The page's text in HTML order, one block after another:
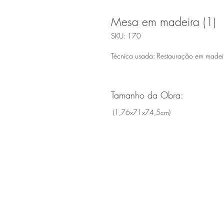
Mesa em madeira (1)
SKU: 170
Técnica usada: Restauração em
Tamanho da Obra:
(1,76x71x74,5cm)